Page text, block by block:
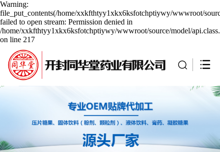
Warning:
file_put_contents(/home/xxkfthtyy1xkx6ksfotchptiywy/wwwroot/
failed to open stream: Permission denied in
/home/xxkfthtyy1xkx6ksfotchptiywy/wwwroot/source/model/
on line 217